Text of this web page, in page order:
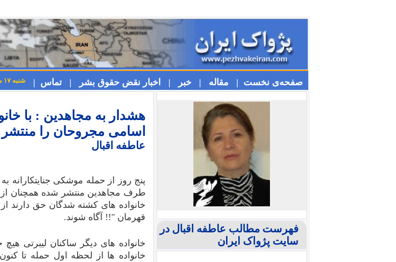
صفحه‌ی نخست | مقاله | خبر | اخبار نقض حقوق بشر | تماس | شنبه ۱۷ مرداد ۱۴۰۵ / Saturday 8th August 2026
هشدار به مجاهدین : با
اسامی مجروحان را منتشر
عاطفه اقبال
پنج روز از حمله موشکی جنایتکارانه
طرف مجاهدین منتشر شده همچنان
خانواده های کشته شدگان حق دارند
قهرمان "!! آگاه شوند.
خانواده های دیگر ساکنان لیبرتی
خانواده ها از لحظه اول حمله تا
فهرست مطالب عاطفه اقبال در
سایت پژواک ایران